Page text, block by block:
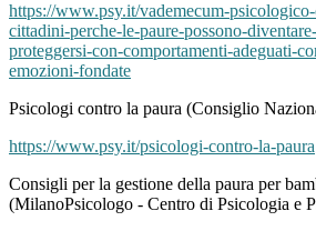
https://www.psy.it/vademecum-
cittadini-perche-le-paure-possono-
proteggersi-con-comportamenti-adeguati-
emozioni-fondate
Psicologi contro la paura (Consiglio
https://www.psy.it/psicologi-contro-la-paura
Consigli per la gestione della paura per
(MilanoPsicologo - Centro di Psicologia e